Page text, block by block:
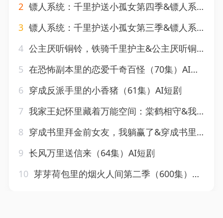
2 镖人系统：千里护送小孤女第四季&镖人系统千里护送小孤女第四季（86集）AI短剧
3 镖人系统：千里护送小孤女第三季&镖人系统千里护送小孤女第三季（81集）AI短剧
4 公主厌听铜铃，铁骑千里护主&公主厌听铜铃铁骑千里护主（64集）AI短剧
5 在恐怖副本里的恋爱千奇百怪（70集）AI短剧
6 穿成反派手里的小香猪（61集）AI短剧
7 我家王妃怀里藏着万能空间：棠鹤相守&我家王妃怀里藏着万能空间棠鹤相守（105集）AI短剧
8 穿成书里拜金前女友，我躺赢了&穿成书里拜金前女友我躺赢了（60集）AI短剧
9 长风万里送信来（64集）AI短剧
10 芽芽荷包里的烟火人间第二季（600集）AI短剧